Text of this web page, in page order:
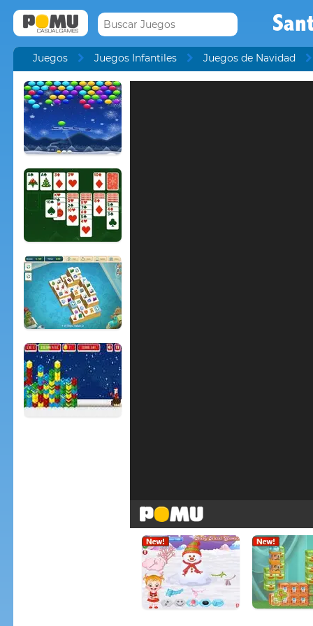
Juegos Juegos Infantiles Juegos de Navidad